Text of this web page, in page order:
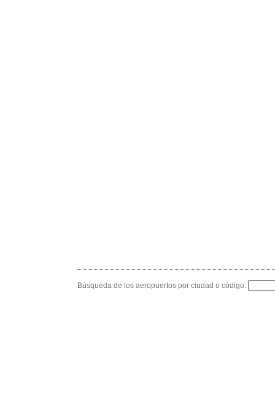
Búsqueda de los aeropuertos por ciudad o código: